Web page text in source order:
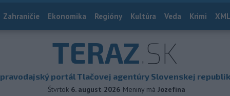
Zahraničie Ekonomika Regióny Kultúra Veda Krimi
TERAZ.SK
portál Tlačovej agentúry Slovenskej
Štvrtok 6. august 2026 Meniny má Jozefína